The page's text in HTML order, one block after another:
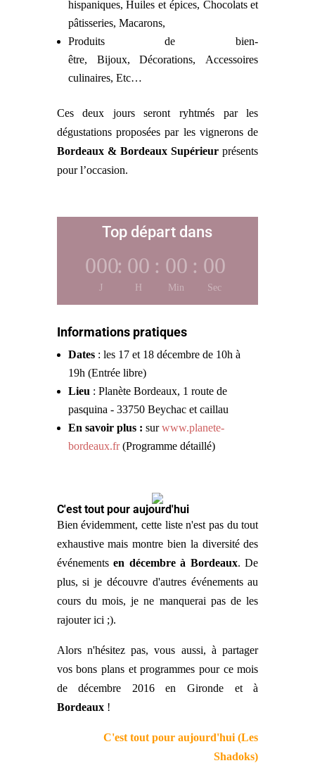
hispaniques, Huiles et épices, Chocolats et
pâtisseries, Macarons,
Produits de bien-
être, Bijoux, Décorations, Accessoires
culinaires, Etc…
Ces deux jours seront ryhtmés par les
dégustations proposées par les vignerons de
Bordeaux & Bordeaux Supérieur présents
pour l’occasion.
Top départ dans
000
J
: 00
H
: 00
Min
: 00
Sec
Informations pratiques
Dates: les 17 et 18 décembre de 10h à
19h (Entrée libre)
Lieu : Planète Bordeaux, 1 route de
pasquina - 33750 Beychac et caillau
En savoir plus : sur www.planete-
bordeaux.fr(Programme détaillé)
C'est tout pour aujourd'hui
Bien évidemment, cette liste n'est pas du tout
exhaustive mais montre bien la diversité des
événementsen décembre à Bordeaux. De
plus, si je découvre d'autres événements au
cours du mois, je ne manquerai pas de les
rajouter ici ;).
Alors n'hésitez pas, vous aussi, à partager
vos bons plans et programmes pour ce mois
de décembre 2016 en Gironde et à
Bordeaux!
C'est tout pour aujourd'hui (Les
Shadoks)